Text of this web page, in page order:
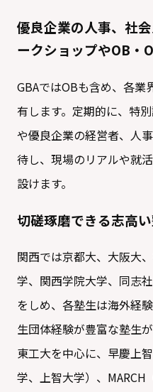
優良企業の人事、社
ークショップやOB・
GBAではOBも含め、各業
有します。定期的に、特
や優良企業の経営者、人
待し、現場のリアルや就
設けます。
切磋琢磨できる志高
関西では京都大、大阪大
学、関西学院大学、同志
をしめ、各塾生は海外経
生団体経験が豊富な塾生
東工大を中心に、早慶上
学、上智大学）、MARCH